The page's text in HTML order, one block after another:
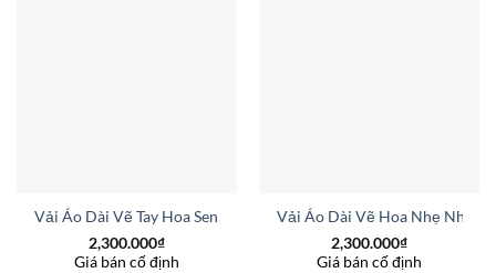
Vải Áo Dài Vẽ Tay Hoa Sen Mới Ra AD V51020
2,300.000₫
Giá bán cố định
Vải Áo Dài Vẽ Hoa Nhẹ
2,300.000₫
Giá bán cố định